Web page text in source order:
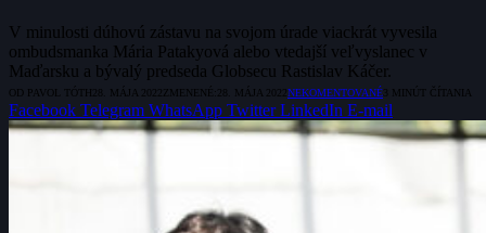
V minulosti dúhovú zástavu na svojom úrade viackrát vyvesila
ombudsmanka Mária Patakyová alebo vtedajší veľvyslanec v
Maďarsku a bývalý predseda Globsecu Rastislav Káčer.
OD PAVOL TÓTH 28. MÁJA 2022 ZMENENÉ: 28. MÁJA 2022 NEKOMENTOVANÉ 3 MINÚT ČÍTANIA
Facebook Telegram WhatsApp Twitter LinkedIn E-mail